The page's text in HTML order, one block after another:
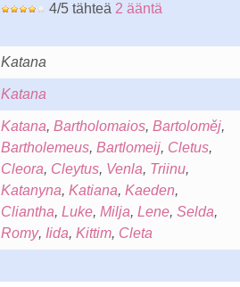
4/5 tähteä 2 ääntä
Katana
Katana
Katana, Bartholomaios, Bartoloměj,
Bartholemeus, Bartlomeij, Cletus,
Cleora, Cleytus, Venla, Triinu,
Katanyna, Katiana, Kaeden,
Cliantha, Luke, Milja, Lene, Selda,
Romy, Iida, Kittim, Cleta